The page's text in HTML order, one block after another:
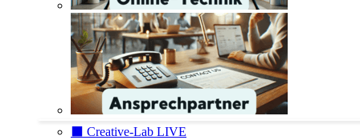
⬛️ Creative-Lab LIVE